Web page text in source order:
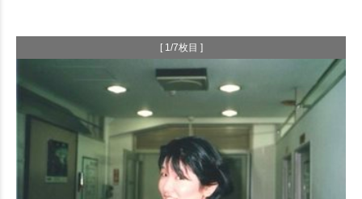
[ 1/7枚目 ]